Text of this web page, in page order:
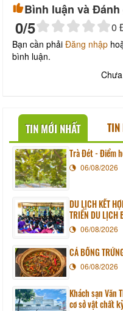
Bình luận và Đánh
0/5 0
Bạn cần phải Đăng nhập
bình luận.
TIN MỚI NHẤT TIN
Trà Đét - Điểm
06/08/2026
DU LỊCH KẾT
TRIỂN DU LỊCH
06/08/2026
CÁ BỐNG
06/08/2026
Khách sạn Văn
cơ sở vật chất